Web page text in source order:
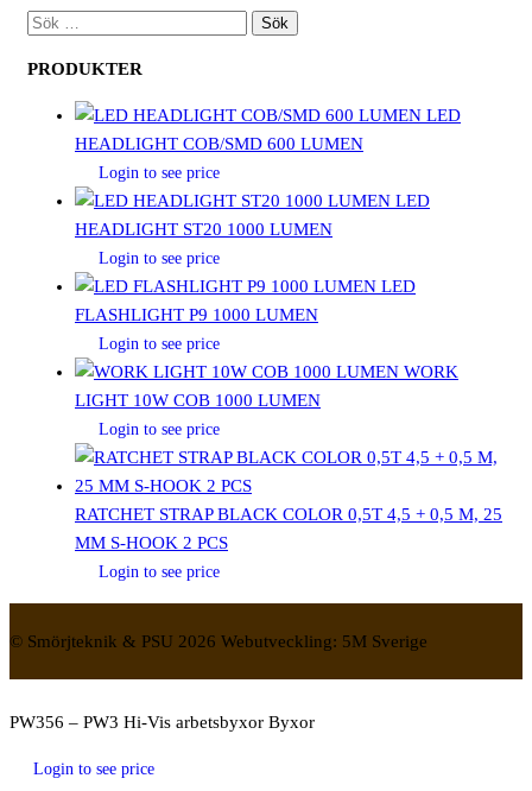
SÖK
PRODUKTER
LED
HEADLIGHT COB/SMD 600 LUMEN
Login to see price
LED
HEADLIGHT ST20 1000 LUMEN
Login to see price
LED
FLASHLIGHT P9 1000 LUMEN
Login to see price
WORK
LIGHT 10W COB 1000 LUMEN
Login to see price
RATCHET STRAP BLACK COLOR 0,5T 4,5 + 0,5 M, 25
MM S-HOOK 2 PCS
Login to see price
© Smörjteknik & PSU 2026 Webutveckling: 5M Sverige
PW356 – PW3 Hi-Vis arbetsbyxor Byxor
Login to see price